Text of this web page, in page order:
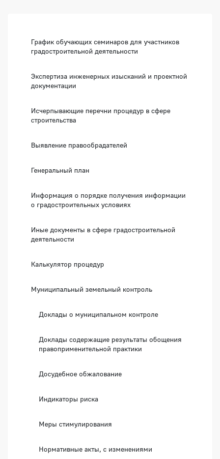
График обучающих семинаров для участников
градостроительной деятельности
Экспертиза инженерных изысканий и проектной
документации
Исчерпывающие перечни процедур в сфере
строительства
Выявление правообрадателей
Генеральный план
Информация о порядке получения информации
о градостроительных условиях
Иные документы в сфере градостроительной
деятельности
Калькулятор процедур
Муниципальный земельный контроль
Доклады о муниципальном контроле
Доклады содержащие результаты обощения
правоприменительной практики
Досудебное обжалование
Индикаторы риска
Меры стимулирования
Нормативные акты, с изменениями